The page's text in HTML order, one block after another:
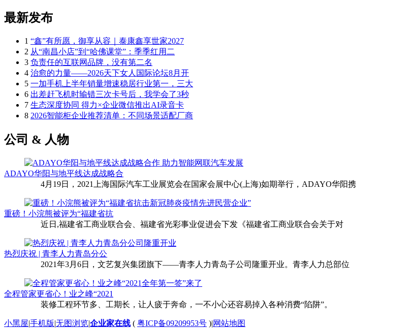
最新发布
1 “鑫”有所愿，御享从容｜泰康鑫享世家2027
2 从“南昌小店”到“哈佛课堂”：季季红用二
3 负责任的互联网品牌，没有第二名
4 治愈的力量——2026天下女人国际论坛8月开
5 一加手机上半年销量增速稳居行业第一，三大
6 出差赶飞机时输错三次卡号后，我学会了3秒
7 生态深度协同 得力×企业微信推出AI录音卡
8 2026智能柜企业推荐清单：不同场景适配厂商
公司 & 人物
ADAYO华阳与地平线达成战略合
4月19日，2021上海国际汽车工业展览会在国家会展中心(上海)如期举行，ADAYO华阳携
重磅！小浣熊被评为“福建省抗
近日,福建省工商业联合会、福建省光彩事业促进会下发《福建省工商业联合会关于对
热烈庆祝 | 青李人力青岛分公
2021年3月6日，文艺复兴集团旗下——青李人力青岛子公司隆重开业。青李人力总部位
全程管家更省心！业之峰“2021
装修工程环节多、工期长，让人疲于奔命，一不小心还容易掉入各种消费“陷阱”。
小黑屋|手机版|无图浏览|企业家在线 ( 粤ICP备09209953号 )|网站地图